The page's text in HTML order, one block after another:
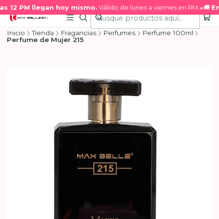
12 PM llegan hoy mismo.Válido de lunes a viernes en RM.● 🚚
Inicio Tienda Fragancias Perfumes
Perfume 100ml
Perfume de Mujer 215